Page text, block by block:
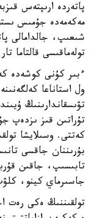
پاتەردە ارىپتەس
مەكەمەدە جۇمىس
شىعىپ، جالدامالى
تولەماقىسى قالتاما
ءبىر كۇنى كوشەدە
ول استاناعا
تۋىسقاندارىنىڭ
تۇراتىن قىز ىزدەپ
كەتتى. وسىلايشا
بۇرىننان جاقسى
تابىسىپ، جاقىن
جاسىرماي كينو،
تولقىننىڭ ەكى رەت